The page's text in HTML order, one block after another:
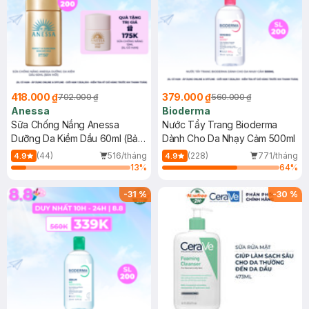
418.000 ₫702.000 ₫
Anessa
Sữa Chống Nắng Anessa
Dưỡng Da Kiềm Dầu 60ml (Bản
Mới)
4.9 (44)
516/tháng
13%
379.000 ₫560.000 ₫
Bioderma
Nước Tẩy Trang Bioderma
Dành Cho Da Nhạy Cảm 500ml
4.9 (228)
771/tháng
64%
-31% -30 %